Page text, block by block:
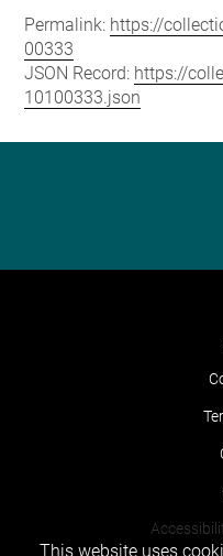
Permalink: https://
00333
JSON Record: https://
10100333.json
This website uses